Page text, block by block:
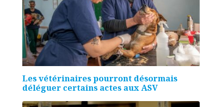
Les vétérinaires pourront désormais
déléguer certains actes aux ASV